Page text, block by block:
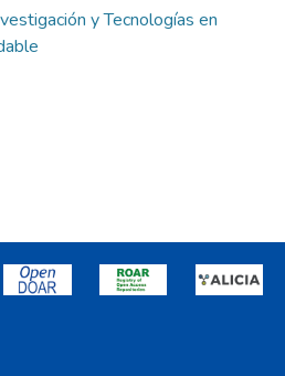
y Tecnologías en